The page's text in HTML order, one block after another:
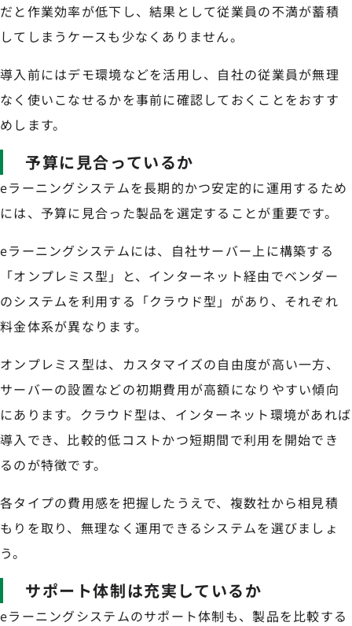
だと作業効率が低下し、結果として従業員の不満が蓄積
してしまうケースも少なくありません。
導入前にはデモ環境などを活用し、自社の従業員が無理
なく使いこなせるかを事前に確認しておくことをおすす
めします。
予算に見合っているか
eラーニングシステムを長期的かつ安定的に運用するため
には、予算に見合った製品を選定することが重要です。
eラーニングシステムには、自社サーバー上に構築する
「オンプレミス型」と、インターネット経由でベンダー
のシステムを利用する「クラウド型」があり、それぞれ
料金体系が異なります。
オンプレミス型は、カスタマイズの自由度が高い一方、
サーバーの設置などの初期費用が高額になりやすい傾向
にあります。クラウド型は、インターネット環境があれば
導入でき、比較的低コストかつ短期間で利用を開始でき
るのが特徴です。
各タイプの費用感を把握したうえで、複数社から相見積
もりを取り、無理なく運用できるシステムを選びましょ
う。
サポート体制は充実しているか
eラーニングシステムのサポート体制も、製品を比較する